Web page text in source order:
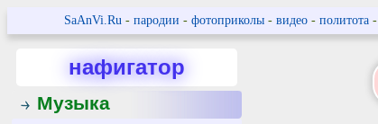
SaAnVi.Ru- пародии - фотоприколы- видео- политота-
нафигатор
Музыка